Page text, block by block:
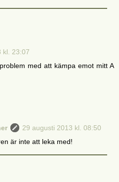
kl. 23:07
med att kämpa emot mitt A
29 augusti 2013 kl. 08:50
är inte att leka med!